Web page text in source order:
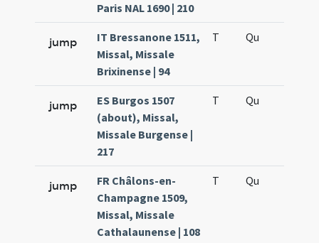
Paris NAL 1690 | 210
jump
IT Bressanone 1511,
Missal, Missale
Brixinense | 94
T Qu
jump
ES Burgos 1507
(about), Missal,
Missale Burgense |
217
T Qu
jump
FR Châlons-en-
Champagne 1509,
Missal, Missale
Cathalaunense | 108
T Qu